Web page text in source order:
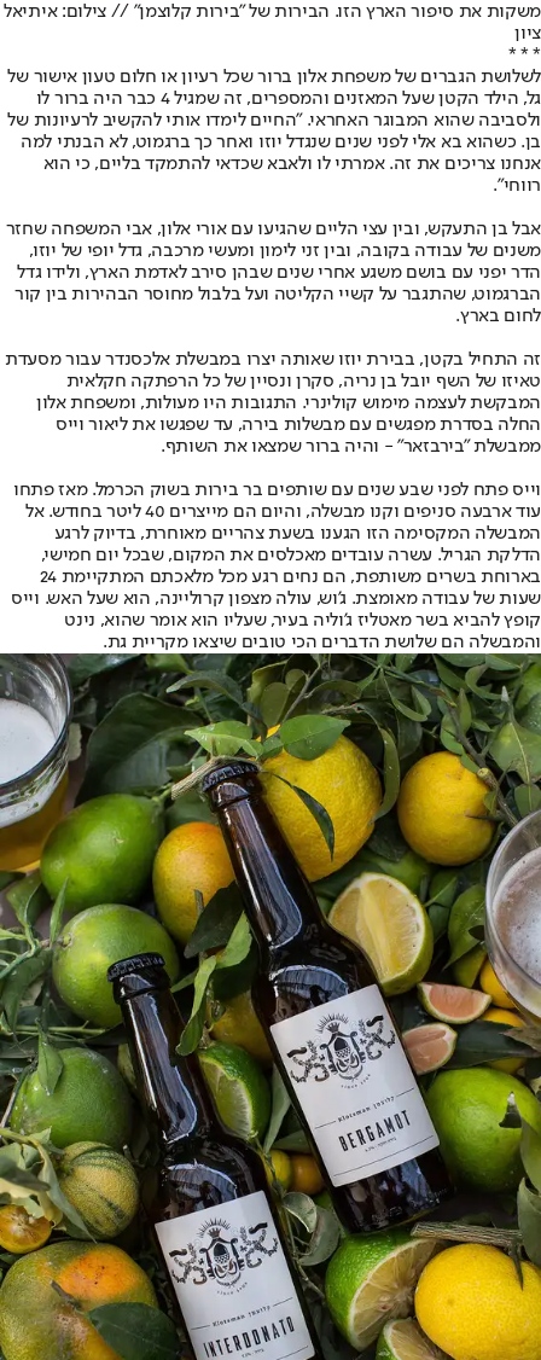
משקות את סיפור הארץ הזו. הבירות של "בירות קלוצמן" // צילום: איתיאל
ציון
* * *
לשלושת הגברים של משפחת אלון ברור שכל רעיון או חלום טעון אישור של
גל, הילד הקטן שעל המאזנים והמספרים, זה שמגיל 4 כבר היה ברור לו
ולסביבה שהוא המבוגר האחראי. "החיים לימדו אותי להקשיב לרעיונות של
בן. כשהוא בא אלי לפני שנים שנגדל יוזו ואחר כך ברגמוט, לא הבנתי למה
אנחנו צריכים את זה. אמרתי לו ולאבא שכדאי להתמקד בליים, כי הוא
רווחי".
אבל בן התעקש, ובין עצי הליים שהגיעו עם אורי אלון, אבי המשפחה שחזר
משנים של עבודה בקובה, ובין זני לימון ומעשי מרכבה, גדל יופי של יוזו,
הדר יפני עם בושם משגע אחרי שנים שבהן סירב לאדמת הארץ, ולידו גדל
הברגמוט, שהתגבר על קשיי הקליטה ועל בלבול מחוסר הבהירות בין קור
לחום בארץ.
זה התחיל בקטן, בבירת יוזו שאותה יצרו במבשלת אלכסנדר עבור מסעדת
טאיזו של השף יובל בן נריה, סקרן ונסיין של כל הרפתקה חקלאית
המבקשת לעצמה מימוש קולינרי. התגובות היו מעולות, ומשפחת אלון
החלה בסדרת מפגשים עם מבשלות בירה, עד שפגשו את ליאור וייס
ממבשלת "בירבזאר" - והיה ברור שמצאו את השותף.
וייס פתח לפני שבע שנים עם שותפים בר בירות בשוק הכרמל. מאז פתחו
עוד ארבעה סניפים וקנו מבשלה, והיום הם מייצרים 40 ליטר בחודש. אל
המבשלה המקסימה הזו הגענו בשעת צהריים מאוחרת, בדיוק לרגע
הדלקת הגריל. עשרה עובדים מאכלסים את המקום, שבכל יום חמישי,
בארוחת בשרים משותפת, הם נחים רגע מכל מלאכתם המתקיימת 24
שעות של עבודה מאומצת. ג'וש, עולה מצפון קרוליינה, הוא שעל האש. וייס
קופץ להביא בשר מאטליז ג'וליה בעיר, שעליו הוא אומר שהוא, נינט
והמבשלה הם שלושת הדברים הכי טובים שיצאו מקריית גת.